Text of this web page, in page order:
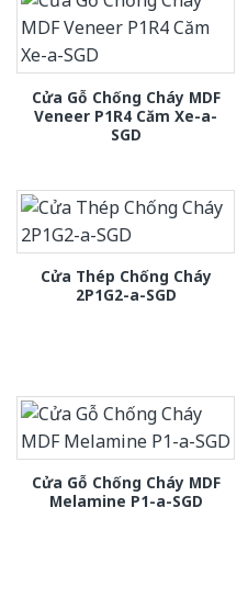
Cửa Gỗ Chống Cháy MDF
Veneer P1R4 Căm Xe-a-
SGD
Cửa Thép Chống Cháy
2P1G2-a-SGD
Cửa Gỗ Chống Cháy MDF
Melamine P1-a-SGD